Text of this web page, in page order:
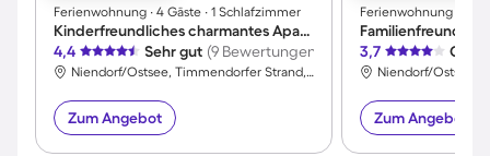
Ferienwohnung ∙ 4 Gäste ∙ 1 Schlafzimmer
Kinderfreundliches charmantes Apartment mit Garten | Nah am Strand
4,4
Sehr gut (9 Bewertungen)
Niendorf/Ostsee, Timmendorfer Strand, Deutschland
Zum Angebot
Ferienwohnung ∙ 4
3,7 Gut
Zum Angebot